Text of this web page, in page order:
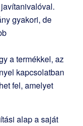
gyakori, de
a termékkel, az
kapcsolatban
fel, amelyet
alap a saját